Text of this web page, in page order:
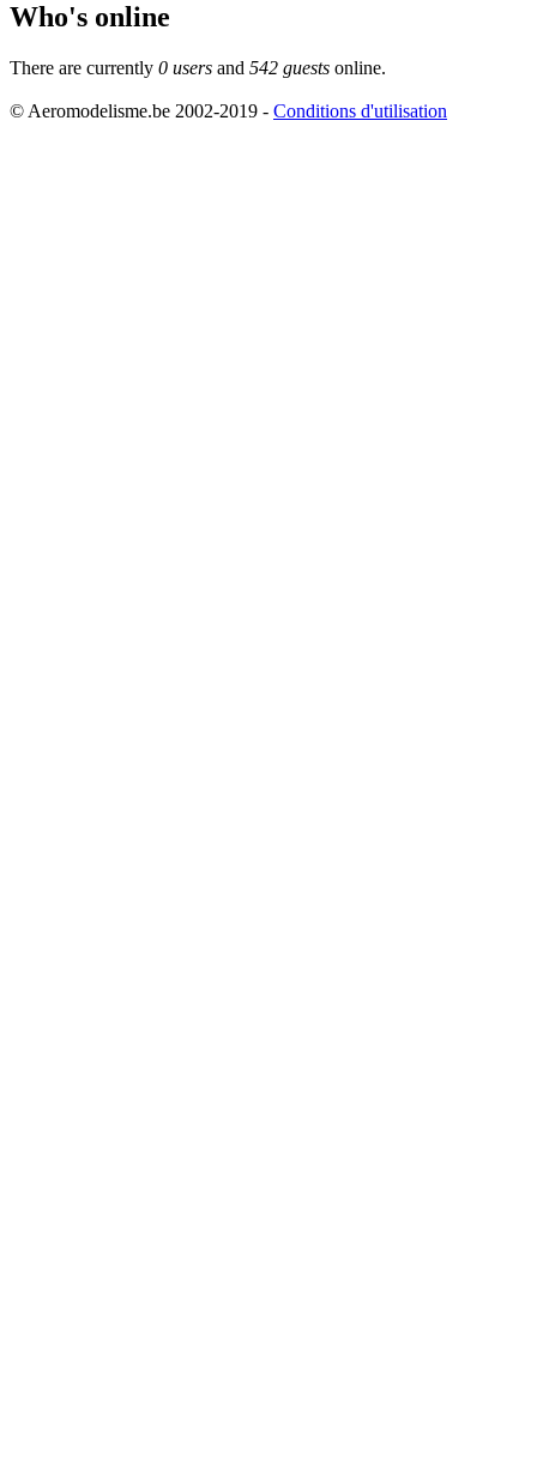
Who's online
There are currently 0 users and 542 guests online.
© Aeromodelisme.be 2002-2019 - Conditions d'utilisation